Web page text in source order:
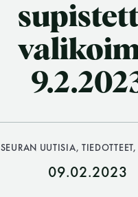
JÄSENSIVUT
SEURAN UUTISIA,
09.02.2023